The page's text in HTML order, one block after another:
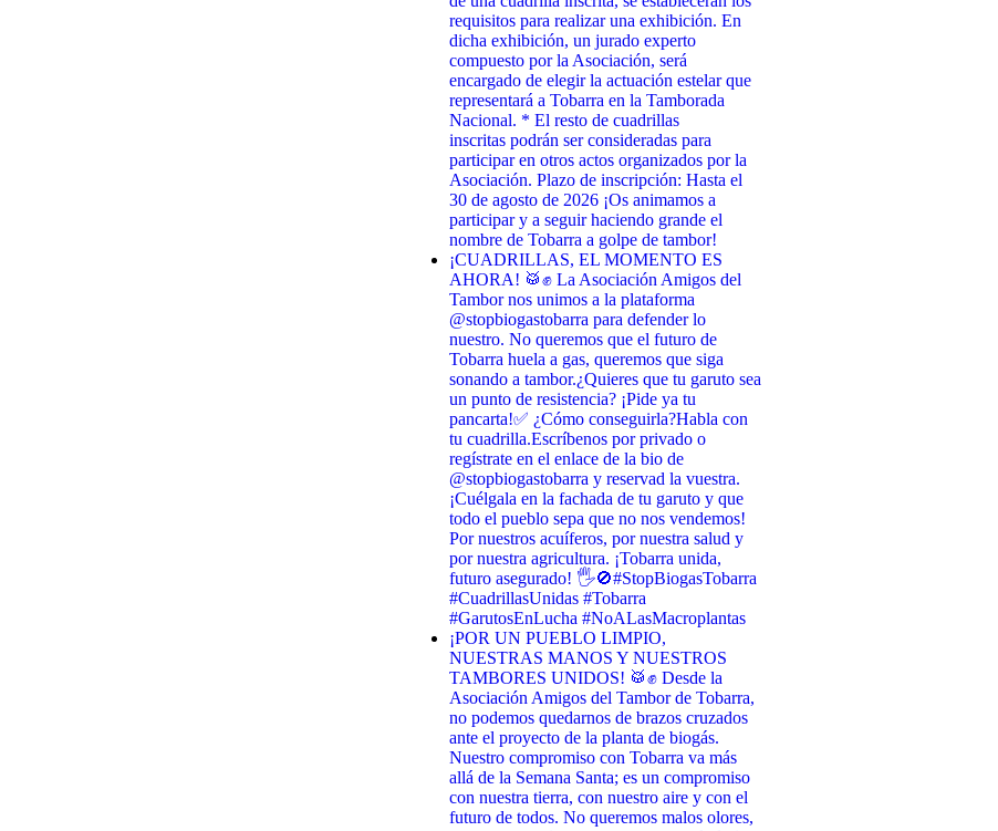
requisitos para realizar una exhibición. En
dicha exhibición, un jurado experto
compuesto por la Asociación, será
encargado de elegir la actuación estelar que
representará a Tobarra en la Tamborada
Nacional. * El resto de cuadrillas
inscritas podrán ser consideradas para
participar en otros actos organizados por la
Asociación. Plazo de inscripción: Hasta el
30 de agosto de 2026 ¡Os animamos a
participar y a seguir haciendo grande el
nombre de Tobarra a golpe de tambor!
¡CUADRILLAS, EL MOMENTO ES
AHORA! 🥁✊ La Asociación Amigos del
Tambor nos unimos a la plataforma
@stopbiogastobarra para defender lo
nuestro. No queremos que el futuro de
Tobarra huela a gas, queremos que siga
sonando a tambor. ​¿Quieres que tu garuto sea
un punto de resistencia? ¡Pide ya tu
pancarta! ​✅ ¿Cómo conseguirla? ​Habla con
tu cuadrilla. ​Escríbenos por privado o
regístrate en el enlace de la bio de
@stopbiogastobarra y reservad la vuestra. ​
¡Cuélgala en la fachada de tu garuto y que
todo el pueblo sepa que no nos vendemos! ​
Por nuestros acuíferos, por nuestra salud y
por nuestra agricultura. ¡Tobarra unida,
futuro asegurado! 🖐️🚫 ​#StopBiogasTobarra
#CuadrillasUnidas #Tobarra
#GarutosEnLucha #NoALasMacroplantas
¡POR UN PUEBLO LIMPIO,
NUESTRAS MANOS Y NUESTROS
TAMBORES UNIDOS! 🥁✊ Desde la
Asociación Amigos del Tambor de Tobarra,
no podemos quedarnos de brazos cruzados
ante el proyecto de la planta de biogás.
Nuestro compromiso con Tobarra va más
allá de la Semana Santa; es un compromiso
con nuestra tierra, con nuestro aire y con el
futuro de todos. No queremos malos olores,